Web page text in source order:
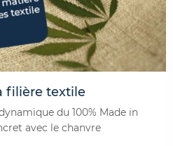
filière textile
du 100% Made in
avec le chanvre